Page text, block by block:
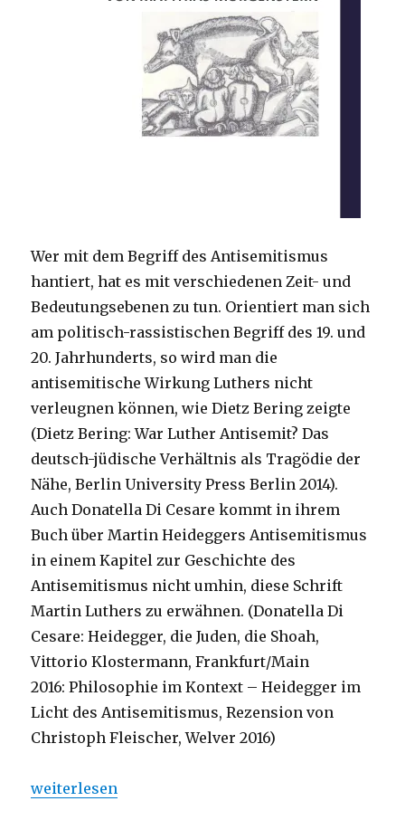
Wer mit dem Begriff des Antisemitismus
hantiert, hat es mit verschiedenen Zeit- und
Bedeutungsebenen zu tun. Orientiert man sich
am politisch-rassistischen Begriff des 19. und
20. Jahrhunderts, so wird man die
antisemitische Wirkung Luthers nicht
verleugnen können, wie Dietz Bering zeigte
(Dietz Bering: War Luther Antisemit? Das
deutsch-jüdische Verhältnis als Tragödie der
Nähe, Berlin University Press Berlin 2014).
Auch Donatella Di Cesare kommt in ihrem
Buch über Martin Heideggers Antisemitismus
in einem Kapitel zur Geschichte des
Antisemitismus nicht umhin, diese Schrift
Martin Luthers zu erwähnen. (Donatella Di
Cesare: Heidegger, die Juden, die Shoah,
Vittorio Klostermann, Frankfurt/Main
2016: Philosophie im Kontext – Heidegger im
Licht des Antisemitismus, Rezension von
Christoph Fleischer, Welver 2016)
„Luthers Meinung „Von den Juden“, Rezension
weiterlesen